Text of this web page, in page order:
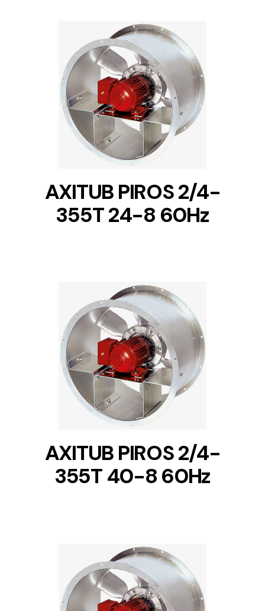
DETAILS
AXITUB PIROS 2/4-
355T 24-8 60Hz
DETAILS
AXITUB PIROS 2/4-
355T 40-8 60Hz